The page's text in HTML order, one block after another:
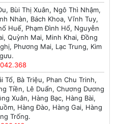
Bùi Thị Xuân, Ngô Thì Nhậm,
Nhàn, Bách Khoa, Vĩnh Tuy,
Huế, Phạm Đình Hổ, Nguyễn
Quỳnh Mai, Minh Khai, Đồng
Phương Mai, Lạc Trung, Kim
Tổ, Bà Triệu, Phan Chu Trinh,
Tiền, Lê Duẩn, Chương Dương
Xuân, Hàng Bạc, Hàng Bài,
Hàng Đào, Hàng Gai, Hàng
Trống.